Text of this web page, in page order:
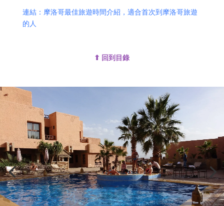
連結：摩洛哥最佳旅遊時間介紹，適合首次到摩洛哥旅遊
的人
⬆ 回到目錄